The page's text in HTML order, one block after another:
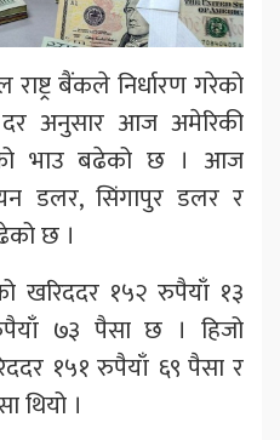
बैंकले निर्धारण गरेको
दर अनुसार आज अमेरिकी
भाउ बढेको छ । आज
डलर, सिंगापुर डलर र
छ ।
१५२ रुपैयाँ १३
७३ पैसा छ । हिजो
१५१ रुपैयाँ ६९ पैसा र
थियो ।